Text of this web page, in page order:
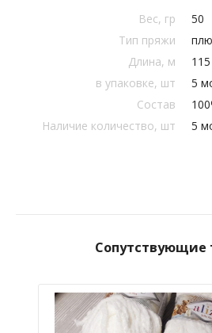
Вес, гр
50
Тип пряжи
Длина, м
115
в упаковке, шт
5
Состав
Наличие количество, шт
5
Сопутствующие